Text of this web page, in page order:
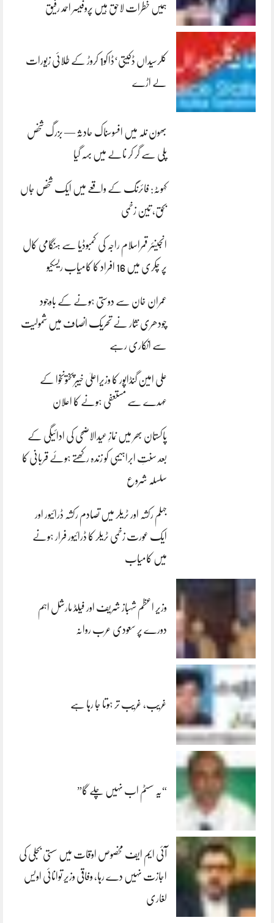
ہمیں خطرات لاحق ہیں پروفیسر احمد رفیق
کلرسیداں ڈکیتی‘ڈاکو1 کروڑ کے طلائی زیورات
لے اڑے
بھون نلہ میں افسوسناک حادثہ — بزرگ شخص
پلی سے گر کر نالے میں بہہ گیا
کہوٹہ: فائرنگ کے واقعے میں ایک شخص جاں
بحق، تین زخمی
انجینئر قمراسلام راجہ کی کمبوڈیا سے ہنگامی کال
پر چکری میں 16 افراد کا کامیاب ریسکیو
عمران خان سے دوستی ہونے کے باوجود
چودھری نثار نے تحریک انصاف میں شمولیت
سے انکاری رہے
علی امین گنڈاپور کا وزیراعلیٰ خیبرپختونخوا کے
عہدے سے مستعفی ہونے کا اعلان
پاکستان بھر میں نمازِ عیدالاضحی کی ادائیگی کے
بعد سنتِ ابراہیمی کو زندہ رکھتے ہوئے قربانی کا
سلسلہ شروع
جہلم رکشہ اور ٹریلر میں تصادم رکشہ ڈرائیور اور
ایک عورت زخمی ٹریلر کا ڈرائیور فرار ہونے
میں کامیاب
وزیر اعظم شہباز شریف اور فیلڈ مارشل اہم
دورے پر سعودی عرب روانہ
غریب، غریب تر ہوتا جا رہا ہے
“یہ سسٹم اب نہیں چلے گا”
آئی ایم ایف مخصوص اوقات میں سستی بجلی کی
اجازت نہیں دے رہا، وفاقی وزیر توانائی اویس
لغاری